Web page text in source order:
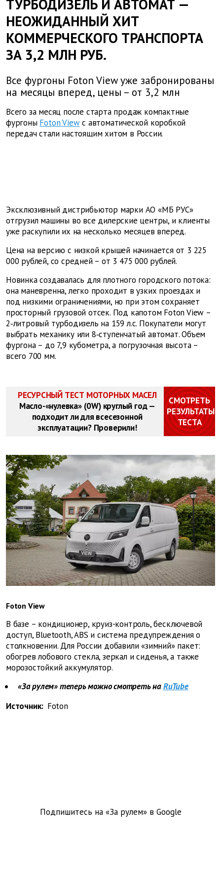
ТУРБОДИЗЕЛЬ И АВТОМАТ —
НЕОЖИДАННЫЙ ХИТ
КОММЕРЧЕСКОГО ТРАНСПОРТА
ЗА 3,2 МЛН РУБ.
Все фургоны Foton View уже забронированы
на месяцы вперед, цены – от 3,2 млн
Всего за месяц после старта продаж компактные
фургоны Foton Viewс автоматической коробкой
передач стали настоящим хитом в России.
Эксклюзивный дистрибьютор марки АО «МБ РУС»
отгрузил машины во все дилерские центры, и клиенты
уже раскупили их на несколько месяцев вперед.
Цена на версию с низкой крышей начинается от 3 225
000 рублей, со средней – от 3 475 000 рублей.
Новинка создавалась для плотного городского потока:
она маневренна, легко проходит в узких проездах и
под низкими ограничениями, но при этом сохраняет
просторный грузовой отсек. Под капотом Foton View –
2‑литровый турбодизель на 159 л.с. Покупатели могут
выбрать механику или 8‑ступенчатый автомат. Объем
фургона – до 7,9 кубометра, а погрузочная высота –
всего 700 мм.
РЕСУРСНЫЙ ТЕСТ МОТОРНЫХ МАСЕЛ
Масло-«нулевка» (0W) круглый год —
подходит ли для всесезонной
эксплуатации? Проверили!
СМОТРЕТЬ
РЕЗУЛЬТАТЫ
ТЕСТА
Foton View
В базе – кондиционер, круиз-контроль, бесключевой
доступ, Bluetooth, ABS и система предупреждения о
столкновении. Для России добавили «зимний» пакет:
обогрев лобового стекла, зеркал и сиденья, а также
морозостойкий аккумулятор.
«За рулем» теперь можно смотреть наRuTube
Источник: Foton
Подпишитесь на «За рулем» в Google